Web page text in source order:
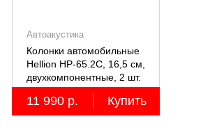
Автоакустика
Колонки автомобильные
Hellion HP-65.2С, 16,5 см,
двухкомпонентные, 2 шт.
11 990 р. Купить